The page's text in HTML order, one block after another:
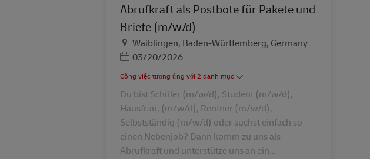
Abrufkraft als Postbote für Pakete und
Briefe (m/w/d)
Địa điểm
Waiblingen, Baden-Württemberg, Germany
Posted Date
03/20/2026
Công việc tương ứng với 2 danh mục
Du bist Schüler (m/w/d), Student (m/w/d),
Hausfrau, (m/w/d), Rentner (m/w/d),
Selbstständig (m/w/d) oder suchst einfach so
einen Nebenjob? Dann komm zu uns als
Abrufkraft und unterstütze uns an ein...